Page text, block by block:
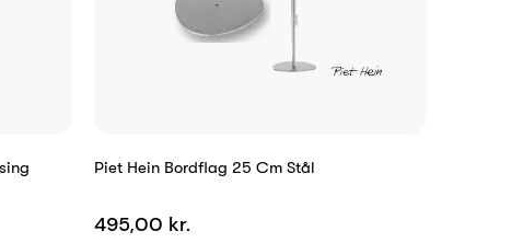
Piet Hein Bordflag 25 Cm Stål
495,00 kr.